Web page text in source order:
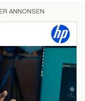
ANNONSEN